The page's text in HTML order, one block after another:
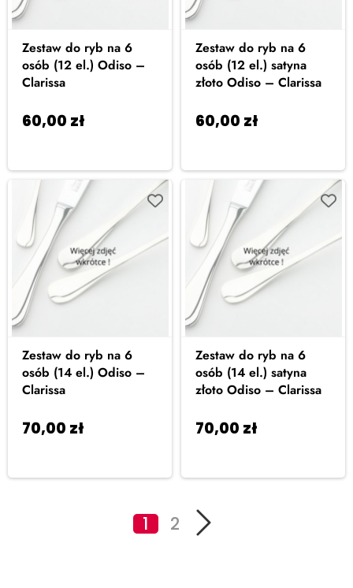
Zestaw do ryb na 6
osób (12 el.) Odiso –
Clarissa
60,00 zł
Zestaw do ryb na 6
osób (12 el.) satyna
złoto Odiso – Clarissa
60,00 zł
Zestaw do ryb na 6
osób (14 el.) Odiso –
Clarissa
70,00 zł
Zestaw do ryb na 6
osób (14 el.) satyna
złoto Odiso – Clarissa
70,00 zł
1 2